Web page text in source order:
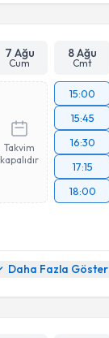
7 Ağu
Cum
8 Ağu
Cmt
Takvim
kapalıdır
15:00
15:45
16:30
17:15
18:00
Daha Fazla Göster